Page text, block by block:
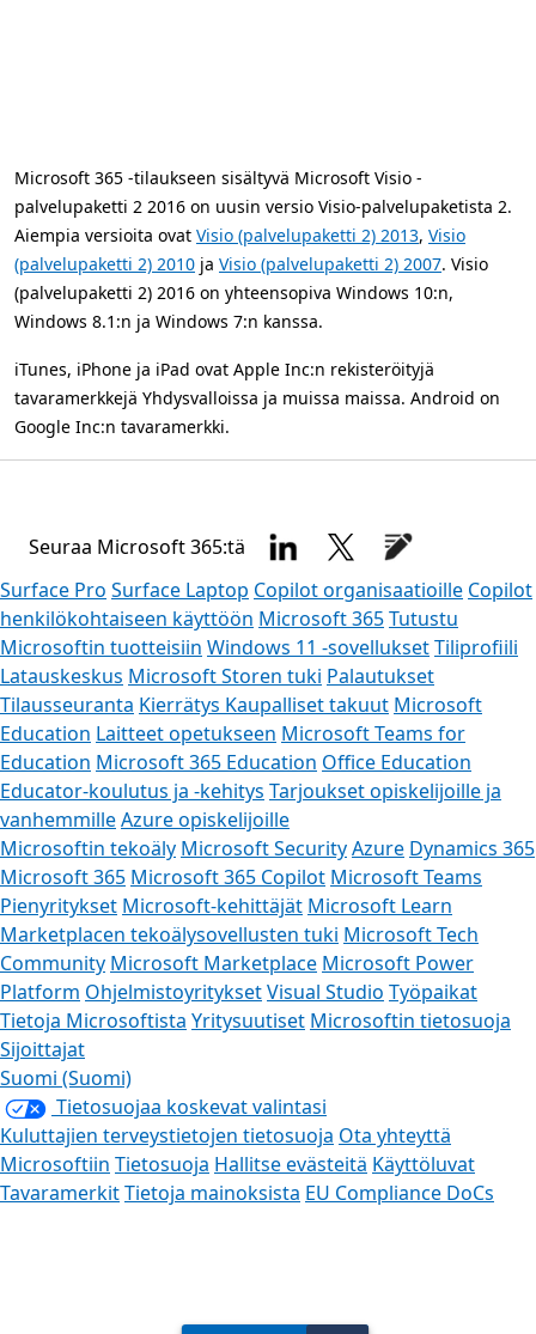
Microsoft 365 -tilaukseen sisältyvä Microsoft Visio -
palvelupaketti 2 2016 on uusin versio Visio-palvelupaketista 2.
Aiempia versioita ovat Visio (palvelupaketti 2) 2013, Visio
(palvelupaketti 2) 2010 ja Visio (palvelupaketti 2) 2007. Visio
(palvelupaketti 2) 2016 on yhteensopiva Windows 10:n,
Windows 8.1:n ja Windows 7:n kanssa.
iTunes, iPhone ja iPad ovat Apple Inc:n rekisteröityjä
tavaramerkkejä Yhdysvalloissa ja muissa maissa. Android on
Google Inc:n tavaramerkki.
Seuraa Microsoft 365:tä
Surface Pro Surface Laptop Copilot organisaatioille Copilot
henkilökohtaiseen käyttöön Microsoft 365Tutustu
Microsoftin tuotteisiin Windows 11 -sovelluksetTiliprofiili
Latauskeskus Microsoft Storen tuki Palautukset
Tilausseuranta Kierrätys Kaupalliset takuut Microsoft
Education Laitteet opetukseen Microsoft Teams for
Education Microsoft 365 Education Office Education
Educator-koulutus ja -kehitys Tarjoukset opiskelijoille ja
vanhemmilleAzure opiskelijoille
Microsoftin tekoäly Microsoft SecurityAzure Dynamics 365
Microsoft 365 Microsoft 365 Copilot Microsoft Teams
Pienyritykset Microsoft-kehittäjät Microsoft Learn
Marketplacen tekoälysovellusten tuki Microsoft Tech
Community Microsoft Marketplace Microsoft Power
Platform OhjelmistoyrityksetVisual Studio Työpaikat
Tietoja Microsoftista Yritysuutiset Microsoftin tietosuoja
Sijoittajat
Suomi (Suomi)
Tietosuojaa koskevat valintasi
Kuluttajien terveystietojen tietosuoja Ota yhteyttä
Microsoftiin Tietosuoja Hallitse evästeitä Käyttöluvat
TavaramerkitTietoja mainoksista EU Compliance DoCs